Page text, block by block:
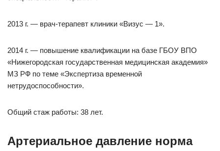
2013 г. — врач-терапевт клиники «Визус — 1».
2014 г. — повышение квалификации на базе ГБОУ ВПО
«Нижегородская государственная медицинская академия»
МЗ РФ по теме «Экспертиза временной
нетрудоспособности».
Общий стаж работы: 38 лет.
Артериальное давление норма